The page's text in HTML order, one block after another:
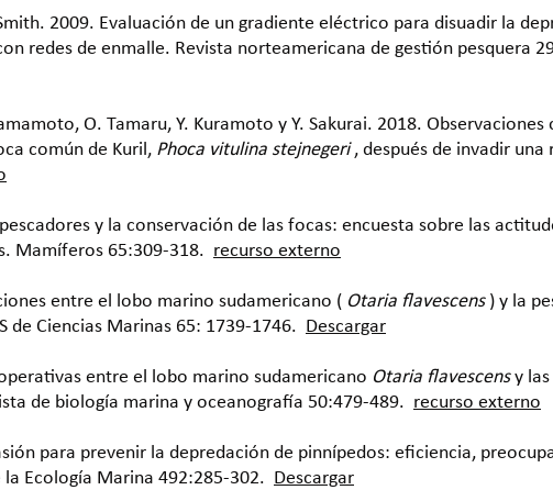
2009. Evaluación de un gradiente eléctrico para disuadir la
redes de enmalle. Revista norteamericana de gestión pesquera
O. Tamaru, Y. Kuramoto y Y. Sakurai. 2018. Observaciones
común de Kuril, Phoca vitulina stejnegeri, después de invadir una
y la conservación de las focas: encuesta sobre las
Mamíferos 65:309-318. recurso externo
entre el lobo marino sudamericano ( Otaria flavescens) y la
de Ciencias Marinas 65: 1739-1746. Descargar
entre el lobo marino sudamericano Otaria flavescensy las
de biología marina y oceanografía 50:479-489. recurso externo
para prevenir la depredación de pinnípedos: eficiencia,
Ecología Marina 492:285-302. Descargar